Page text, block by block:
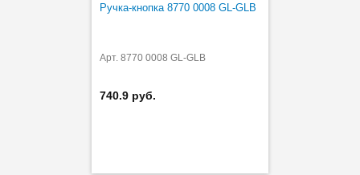
Ручка-кнопка 8770 0008 GL-GLB
Арт. 8770 0008 GL-GLB
740.9 руб.